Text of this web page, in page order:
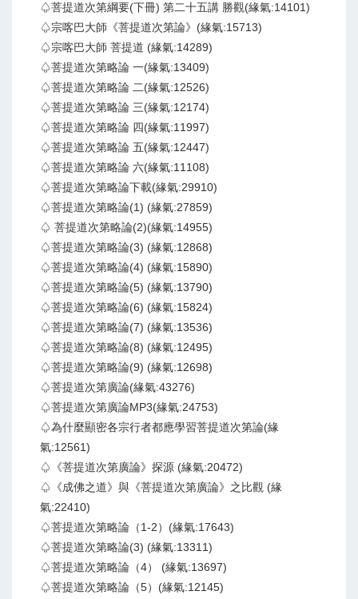
♤菩提道次第綱要(下冊) 第二十五講 勝觀(緣氣:14101)
♤宗喀巴大師《菩提道次第論》(緣氣:15713)
♤宗喀巴大師 菩提道 (緣氣:14289)
♤菩提道次第略論 一(緣氣:13409)
♤菩提道次第略論 二(緣氣:12526)
♤菩提道次第略論 三(緣氣:12174)
♤菩提道次第略論 四(緣氣:11997)
♤菩提道次第略論 五(緣氣:12447)
♤菩提道次第略論 六(緣氣:11108)
♤菩提道次第略論下載(緣氣:29910)
♤菩提道次第略論(1) (緣氣:27859)
♤ 菩提道次第略論(2)(緣氣:14955)
♤菩提道次第略論(3) (緣氣:12868)
♤菩提道次第略論(4) (緣氣:15890)
♤菩提道次第略論(5) (緣氣:13790)
♤菩提道次第略論(6) (緣氣:15824)
♤菩提道次第略論(7) (緣氣:13536)
♤菩提道次第略論(8) (緣氣:12495)
♤菩提道次第略論(9) (緣氣:12698)
♤菩提道次第廣論(緣氣:43276)
♤菩提道次第廣論MP3(緣氣:24753)
♤為什麼顯密各宗行者都應學習菩提道次第論(緣
氣:12561)
♤《菩提道次第廣論》探源 (緣氣:20472)
♤《成佛之道》與《菩提道次第廣論》之比觀 (緣
氣:22410)
♤菩提道次第略論（1-2）(緣氣:17643)
♤菩提道次第略論(3) (緣氣:13311)
♤菩提道次第略論（4） (緣氣:13697)
♤菩提道次第略論（5）(緣氣:12145)